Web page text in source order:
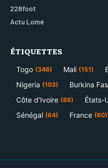
228foot
Actu Lomé
ÉTIQUETTES
Togo (346) Mali (151)
Nigeria (103) Burkina
Côte d’Ivoire (88) États-
Sénégal (64) France (60)